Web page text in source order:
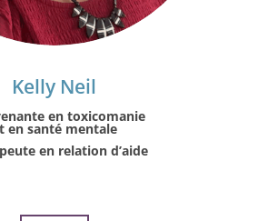
Kelly Neil
en toxicomanie
en santé mentale
en relation d’aide